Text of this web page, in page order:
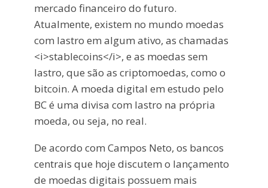
mercado financeiro do futuro.
Atualmente, existem no mundo moedas
com lastro em algum ativo, as chamadas
<i>stablecoins</i>, e as moedas sem
lastro, que são as criptomoedas, como o
bitcoin. A moeda digital em estudo pelo
BC é uma divisa com lastro na própria
moeda, ou seja, no real.
De acordo com Campos Neto, os bancos
centrais que hoje discutem o lançamento
de moedas digitais possuem mais